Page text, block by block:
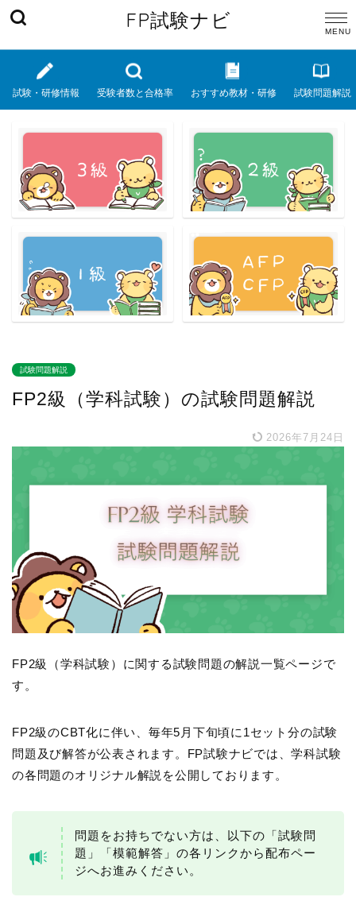
FP試験ナビ
試験・研修情報 受験者数と合格率 おすすめ教材・研修 試験問題解説
試験問題解説
FP2級（学科試験）の試験問題解説
2026年7月24日
FP2級（学科試験）に関する試験問題の解説一覧ページで
す。
FP2級のCBT化に伴い、毎年5月下旬頃に1セット分の試験
問題及び解答が公表されます。FP試験ナビでは、学科試験
の各問題のオリジナル解説を公開しております。
問題をお持ちでない方は、以下の「試験問
題」「模範解答」の各リンクから配布ペー
ジへお進みください。